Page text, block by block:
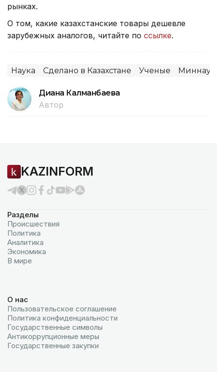
рынках.
О том, какие казахстанские товары дешевле
зарубежных аналогов, читайте по ссылке.
Наука Сделано в Казахстане Ученые
Диана Калманбаева
Автор
KAZINFORM
Разделы
Происшествия
Политика
Аналитика
Экономика
В мире
О нас
Пользовательское соглашение
Политика конфиденциальности
Государственные символы
Антикоррупционные меры
Государственные закупки